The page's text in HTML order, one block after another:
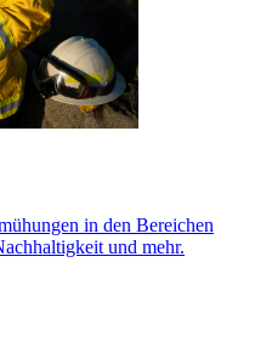
in den Bereichen
und mehr.